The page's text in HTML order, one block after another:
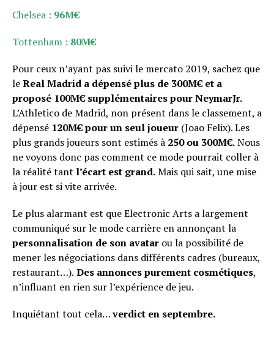
Chelsea : 96M€
Tottenham : 80M€
Pour ceux n’ayant pas suivi le mercato 2019, sachez que
leReal Madrid a dépensé plus de 300M€ et a
proposé 100M€ supplémentaires pour NeymarJr.
L’Athletico de Madrid, non présent dans le classement, a
dépensé 120M€ pour un seul joueur (Joao Felix). Les
plus grands joueurs sont estimés à 250 ou 300M€.Nous
ne voyons donc pas comment ce mode pourrait coller à
la réalité tant l’écart est grand.Mais qui sait, une mise
à jour est si vite arrivée.
Le plus alarmant est que Electronic Arts a largement
communiqué sur le mode carrière en annonçant la
personnalisation de son avatar ou la possibilité de
mener les négociations dans différents cadres (bureaux,
restaurant…). Des annonces purement cosmétiques,
n’influant en rien sur l’expérience de jeu.
Inquiétant tout cela…verdict en septembre.